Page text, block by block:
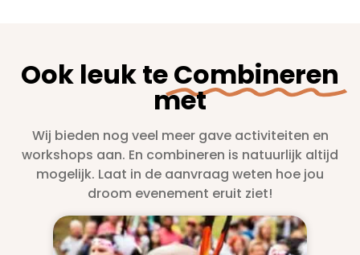
Ook leuk teCombineren
met
Wij bieden nog veel meer gave activiteiten en
workshops aan. En combineren is natuurlijk altijd
mogelijk. Laat in de aanvraag weten hoe jou
droom evenement eruit ziet!